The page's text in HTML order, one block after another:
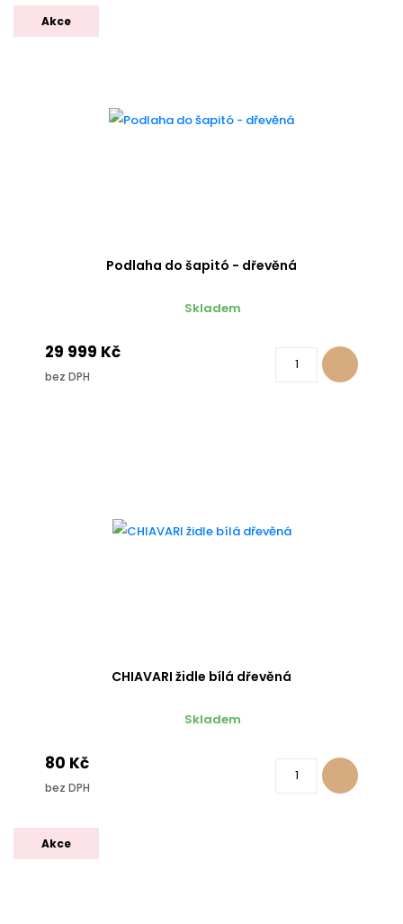
Akce
Podlaha do šapitó - dřevěná
Skladem
29 999 Kč
bez DPH
CHIAVARI židle bílá dřevěná
Skladem
80 Kč
bez DPH
Akce